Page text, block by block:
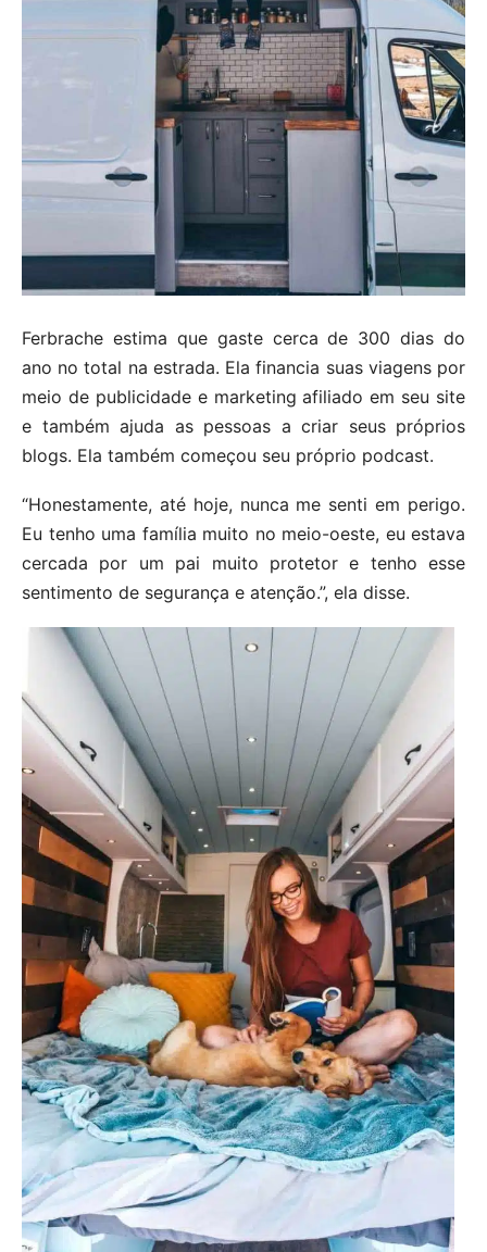
Ferbrache estima que gaste cerca de 300 dias do
ano no total na estrada. Ela financia suas viagens por
meio de publicidade e marketing afiliado em seu site
e também ajuda as pessoas a criar seus próprios
blogs. Ela também começou seu próprio podcast.
“Honestamente, até hoje, nunca me senti em perigo.
Eu tenho uma família muito no meio-oeste, eu estava
cercada por um pai muito protetor e tenho esse
sentimento de segurança e atenção.”, ela disse.